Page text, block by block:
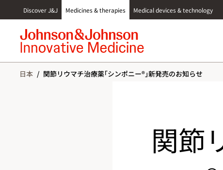
c
Discover J&J Medicines & therapies Medical devices & technology
日本 / 関節リウマチ治療薬｢シンポニー®｣新発売のお知らせ
関節